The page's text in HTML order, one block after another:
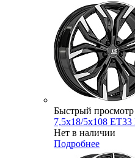
Быстрый просмотр
7,5x18/5x108
Нет в наличии
Подробнее